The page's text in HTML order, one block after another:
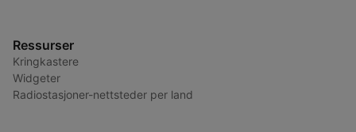
Ressurser
Kringkastere
Widgeter
Radiostasjoner-nettsteder per land